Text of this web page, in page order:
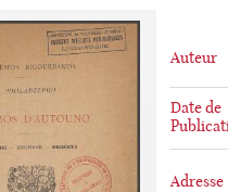
Auteur
Date de
Adresse